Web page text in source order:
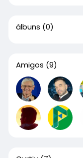
álbuns (0)
Amigos (9)